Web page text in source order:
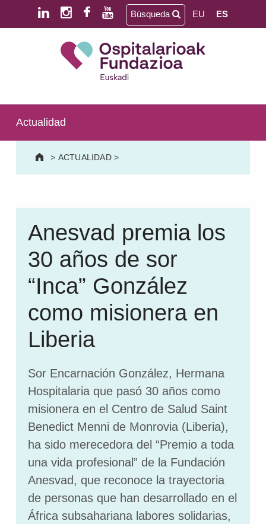
Saltar al contenido principal
Saltar al pie de página
SALUD MENTAL | DISCAPACIDAD INTELECTUAL | NEURORREHABILITACIÓN Y DAÑO CEREBRAL | PERSONA MAYOR
Búsqueda EU ES
Actualidad
> ACTUALIDAD>
Anesvad premia los
30 años de sor
“Inca” González
como misionera en
Liberia
Sor Encarnación González, Hermana
Hospitalaria que pasó 30 años como
misionera en el Centro de Salud Saint
Benedict Menni de Monrovia (Liberia),
ha sido merecedora del “Premio a toda
una vida profesional” de la Fundación
Anesvad, que reconoce la trayectoria
de personas que han desarrollado en el
África subsahariana labores solidarias,